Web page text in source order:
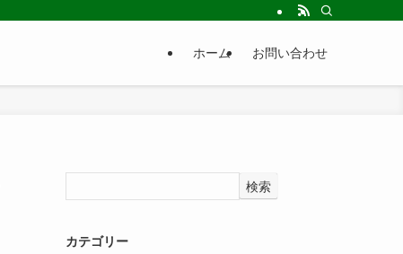
ホーム お問い合わせ
検索
カテゴリー